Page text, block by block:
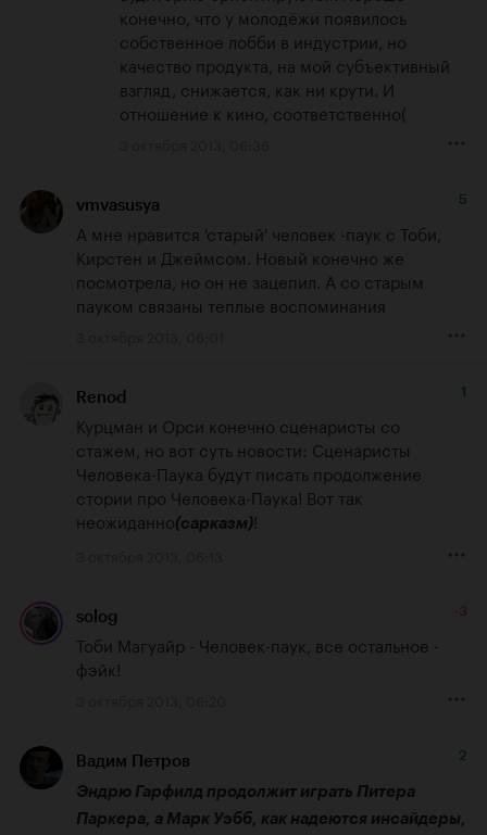
конечно, что у молодёжи появилось
собственное лобби в индустрии, но
качество продукта, на мой субъективный
взгляд, снижается, как ни крути. И
отношение к кино, соответственно(
vmvasusya 5
А мне нравится 'старый' человек -паук с Тоби,
Кирстен и Джеймсом. Новый конечно же
посмотрела, но он не зацепил. А со старым
пауком связаны теплые воспоминания
Renod 1
Курцман и Орси конечно сценаристы со
стажем, но вот суть новости: Сценаристы
Человека-Паука будут писать продолжение
стории про Человека-Паука! Вот так
неожиданно(сарказм)!
solog -3
Тоби Магуайр - Человек-паук, все остальное -
фэйк!
Вадим Петров 2
Эндрю Гарфилд продолжит играть Питера
Паркера, а Марк Уэбб, как надеются инсайдеры,